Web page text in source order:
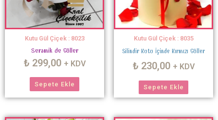
Kutu Gül Çiçek : 8023
Seramik de Güller
₺ 299,00 + KDV
Sepete Ekle
Kutu Gül Çiçek : 8035
Silindir Kutu İçinde Kırmızı Güller
₺ 230,00 + KDV
Sepete Ekle